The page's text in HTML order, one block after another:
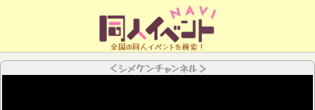
全国の同人イベントを検索！
＜シメケンチャンネル＞